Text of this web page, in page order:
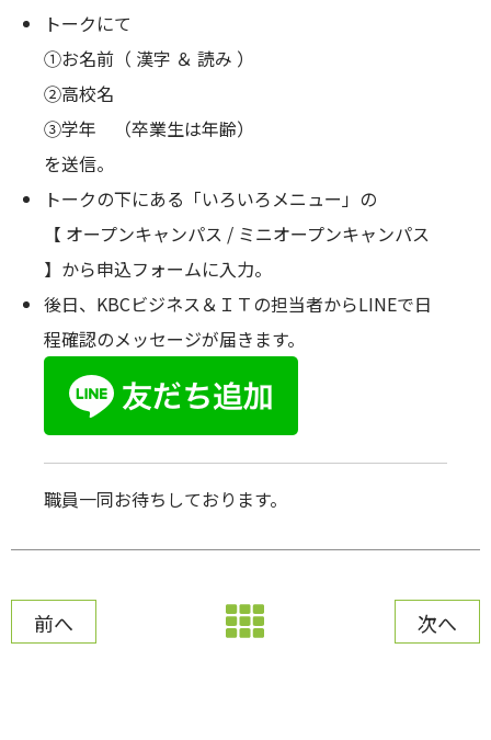
トークにて
①お名前（ 漢字 ＆ 読み ）
②高校名
③学年 （卒業生は年齢）
を送信。
トークの下にある「いろいろメニュー」の
【 オープンキャンパス / ミニオープンキャンパス
】から申込フォームに入力。
後日、KBCビジネス＆ＩＴの担当者からLINEで日
程確認のメッセージが届きます。
職員一同お待ちしております。
前へ 次へ